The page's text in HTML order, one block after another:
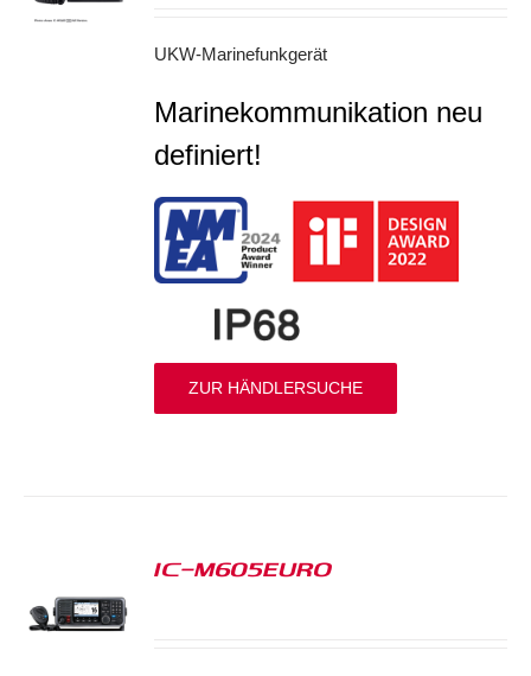
UKW-Marinefunkgerät
Marinekommunikation neu
definiert!
ZUR HÄNDLERSUCHE
IC-M605EURO